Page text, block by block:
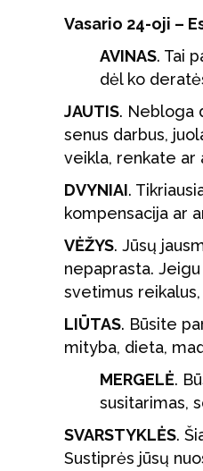
Vasario 24-oji –
AVINAS. Tai
dėl ko
JAUTIS. Nebloga
senus darbus,
veikla, renkate ar
DVYNIAI.
kompensacija ar
VĖŽYS. Jūsų
nepaprasta.
svetimus
LIŪTAS. Būsite
mityba, dieta,
MERGELĖ.
susitarimas,
SVARSTYKLĖS.
Sustiprės jūsų